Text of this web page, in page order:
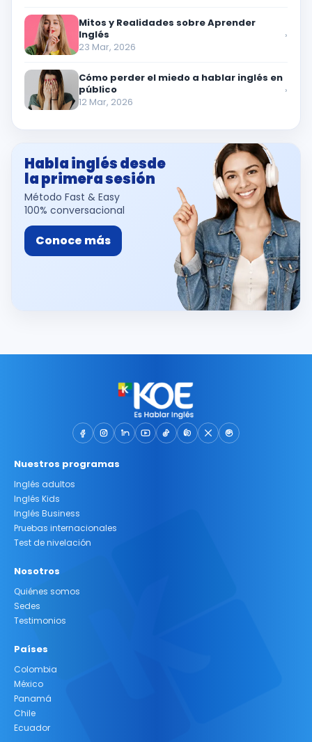
Mitos y Realidades sobre Aprender
Inglés
23 Mar, 2026
›
Cómo perder el miedo a hablar inglés en
público
12 Mar, 2026
›
Habla inglés desde
la primera sesión
Método Fast & Easy
100% conversacional
Conoce más
Nuestros programas
Inglés adultos
Inglés Kids
Inglés Business
Pruebas internacionales
Test de nivelación
Nosotros
Quiénes somos
Sedes
Testimonios
Países
Colombia
México
Panamá
Chile
Ecuador